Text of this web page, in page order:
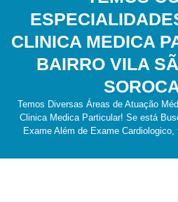
CLINICA MEDICA
BAIRRO VILA
Temos Diversas Áreas de Atuação
Clinica Medica Particular! Se está
Exame Além de Exame